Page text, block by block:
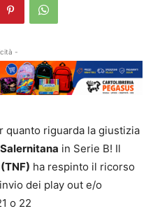
-
quanto riguarda la giustizia
Salernitana in Serie B! Il
ha respinto il ricorso
dei play out e/o
o 22